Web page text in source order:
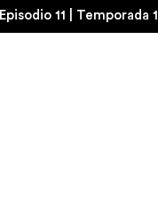
Episodio 11 | Temporada 1